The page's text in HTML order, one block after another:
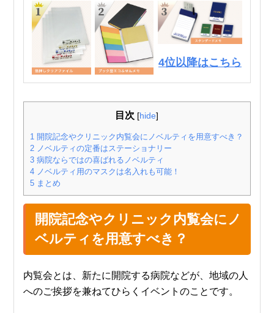
4位以降はこちら
目次 [hide]
1開院記念やクリニック内覧会にノベルティを用意すべき？
2ノベルティの定番はステーショナリー
3病院ならではの喜ばれるノベルティ
4ノベルティ用のマスクは名入れも可能！
5まとめ
開院記念やクリニック内覧会にノ
ベルティを用意すべき？
内覧会とは、新たに開院する病院などが、地域の人
へのご挨拶を兼ねてひらくイベントのことです。